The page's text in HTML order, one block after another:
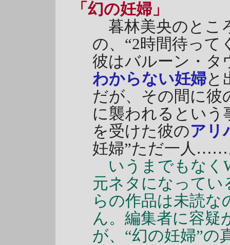
「幻の妊婦」
暮林美央のとこ
の、“2時間待って
彼はバルーン・タ
わからない妊婦と
だが、その間に彼
に襲われるという
を受けた彼のアリ
妊婦”ただ一人……
いうまでもなく
元ネタになってい
らの作品は未読
ん。編集者に容疑
が、“幻の妊婦”の